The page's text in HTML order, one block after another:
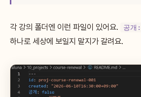
각 강의 폴더엔 이런 파일이 있어요. 공
하나로 세상에 보일지 말지가 갈려요.